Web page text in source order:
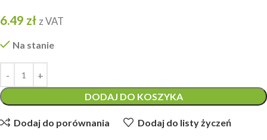
6.49 zł z VAT
Na stanie
DODAJ DO KOSZYKA
Dodaj do porównania Dodaj do listy życzeń